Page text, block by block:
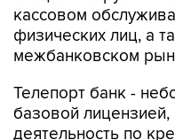
кассовом
физических лиц, а
межбанковском
Телепорт банк -
базовой
деятельность по